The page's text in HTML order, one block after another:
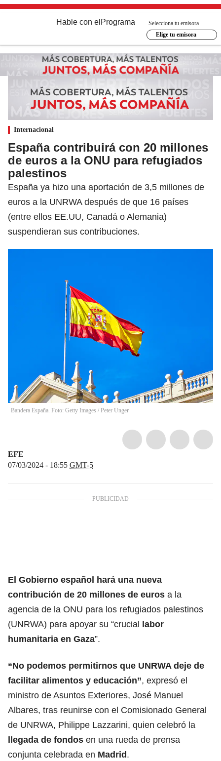
Hable con el Programa
Selecciona tu emisora
Elige tu emisora
Internacional
España contribuirá con 20 millones
de euros a la ONU para refugiados
palestinos
España ya hizo una aportación de 3,5 millones de
euros a la UNRWA después de que 16 países
(entre ellos EE.UU, Canadá o Alemania)
suspendieran sus contribuciones.
Bandera España. Foto: Getty Images / Peter Unger
EFE
07/03/2024 - 18:55 GMT-5
El Gobierno español hará una nueva
contribución de 20 millones de euros a la
agencia de la ONU para los refugiados palestinos
(UNRWA) para apoyar su “crucial labor
humanitaria en Gaza”.
“No podemos permitirnos que UNRWA deje de
facilitar alimentos y educación”, expresó el
ministro de Asuntos Exteriores, José Manuel
Albares, tras reunirse con el Comisionado General
de UNRWA, Philippe Lazzarini, quien celebró la
llegada de fondos en una rueda de prensa
conjunta celebrada en Madrid.